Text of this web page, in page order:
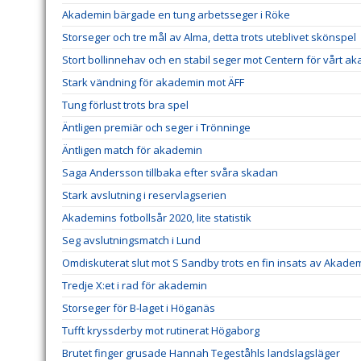
Akademin bärgade en tung arbetsseger i Röke
Storseger och tre mål av Alma, detta trots uteblivet skönspel
Stort bollinnehav och en stabil seger mot Centern för vårt
Stark vändning för akademin mot ÄFF
Tung förlust trots bra spel
Äntligen premiär och seger i Trönninge
Äntligen match för akademin
Saga Andersson tillbaka efter svåra skadan
Stark avslutning i reservlagserien
Akademins fotbollsår 2020, lite statistik
Seg avslutningsmatch i Lund
Omdiskuterat slut mot S Sandby trots en fin insats av
Tredje X:et i rad för akademin
Storseger för B-laget i Höganäs
Tufft kryssderby mot rutinerat Högaborg
Brutet finger grusade Hannah Tegeståhls landslagsläger